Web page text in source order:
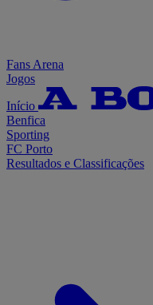
Fans Arena
Jogos
Início
Benfica
Sporting
FC Porto
Resultados e Classificações